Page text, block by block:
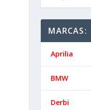
MARCAS:
Aprilia
BMW
Derbi